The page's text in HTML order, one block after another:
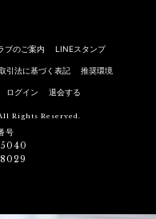
ブのご案内 LINEスタンプ
引法に基づく表記 推奨環境
ログイン 退会する
Rights Reserved.
号